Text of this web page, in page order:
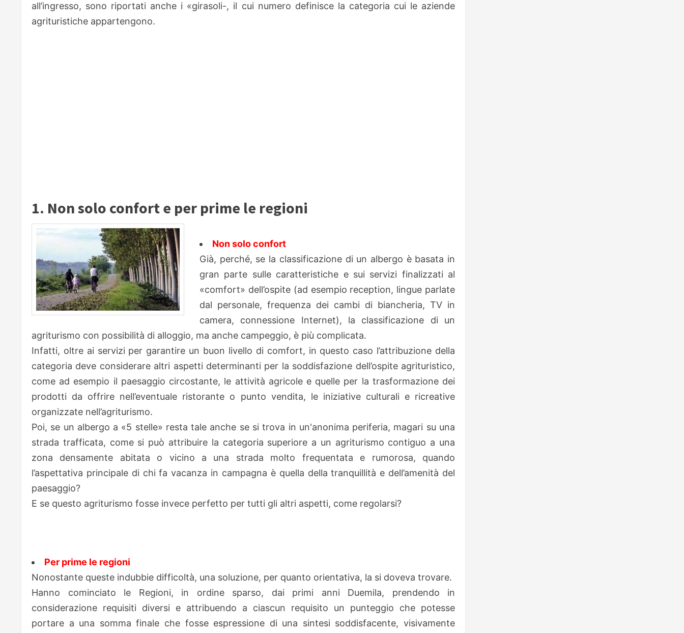
all’ingresso, sono riportati anche i «girasoli-, il cui numero definisce la categoria cui le aziende
agrituristiche appartengono.
1. Non solo confort e per prime le regioni
Non solo confort
Già, perché, se la classificazione di un albergo è basata in
gran parte sulle caratteristiche e sui servizi finalizzati al
«comfort» dell’ospite (ad esempio reception, lingue parlate
dal personale, frequenza dei cambi di biancheria, TV in
camera, connessione Internet), la classificazione di un
agriturismo con possibilità di alloggio, ma anche campeggio, è più complicata.
Infatti, oltre ai servizi per garantire un buon livello di comfort, in questo caso l’attribuzione della
categoria deve considerare altri aspetti determinanti per la soddisfazione dell’ospite agrituristico,
come ad esempio il paesaggio circostante, le attività agricole e quelle per la trasformazione dei
prodotti da offrire nell’eventuale ristorante o punto vendita, le iniziative culturali e ricreative
organizzate nell’agriturismo.
Poi, se un albergo a «5 stelle» resta tale anche se si trova in un'anonima periferia, magari su una
strada trafficata, come si può attribuire la categoria superiore a un agriturismo contiguo a una
zona densamente abitata o vicino a una strada molto frequentata e rumorosa, quando
l’aspettativa principale di chi fa vacanza in campagna è quella della tranquillità e dell’amenità del
paesaggio?
E se questo agriturismo fosse invece perfetto per tutti gli altri aspetti, come regolarsi?
Per prime le regioni
Nonostante queste indubbie difficoltà, una soluzione, per quanto orientativa, la si doveva trovare.
Hanno cominciato le Regioni, in ordine sparso, dai primi anni Duemila, prendendo in
considerazione requisiti diversi e attribuendo a ciascun requisito un punteggio che potesse
portare a una somma finale che fosse espressione di una sintesi soddisfacente, visivamente